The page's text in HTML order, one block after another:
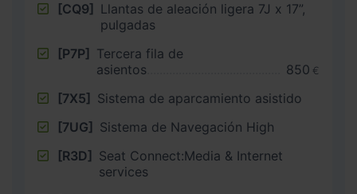
[CQ9] Llantas de aleación ligera 7J x 17”,
pulgadas
[P7P] Tercera fila de
asientos
850 €
[7X5] Sistema de aparcamiento asistido
[7UG] Sistema de Navegación High
[R3D] Seat Connect:Media & Internet
services